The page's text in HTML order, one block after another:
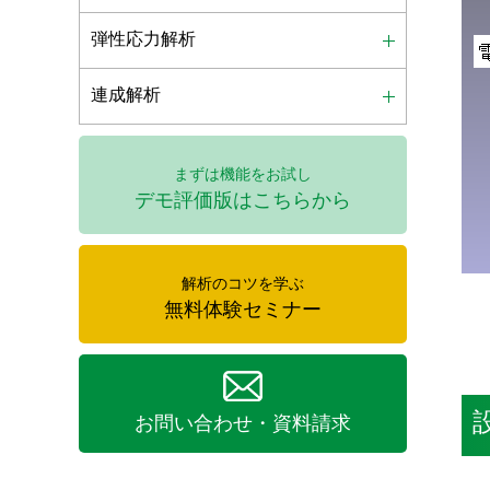
弾性応力解析
連成解析
まずは機能をお試し
デモ評価版はこちらから
解析のコツを学ぶ
無料体験セミナー
お問い合わせ・資料請求